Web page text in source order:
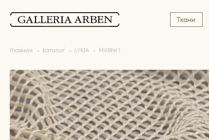
Ткани
Главная Каталог LYKIA MARNI 1